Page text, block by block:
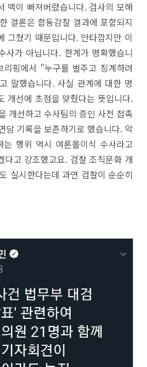
맥이 빠져버렸습니다. 검사의 모해
결론은 합동감찰 결과에 포함되지
그쳤기 때문입니다. 안타깝지만 이
사가 아닙니다. 한계가 명확했습니
핑에서 "누구를 벌주고 징계하려
말했습니다. 사실 관계에 대한 명
개선에 초점을 맞췄다는 뜻입니다.
개선하고 수사팀의 증인 사전 접촉
담 기록을 보존하기로 했습니다. 악
는 행위 역시 여론몰이식 수사라고
다고 강조했고요. 검찰 조직문화 개
실시한다는데 과연 검찰이 순순히